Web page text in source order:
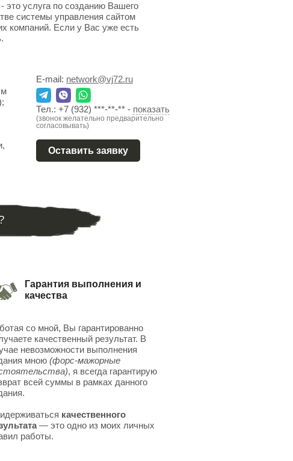
- это услуга по созданию Вашего
системы управления сайтом
компаний. Если у Вас уже есть
E-mail: network@vj72.ru
Тел.: +7 (932) ***-**-** - показать
(звонок желательно предварительно
согласовывать)
Оставить заявку
Гарантия выполнения и
качества
со мной, Вы гарантированно
качественный результат. В
невозможности выполнения
мною(форс-мажорные
, я всегда гарантирую
всей суммы в рамках данного
качественного
— это одно из моих личных
работы.